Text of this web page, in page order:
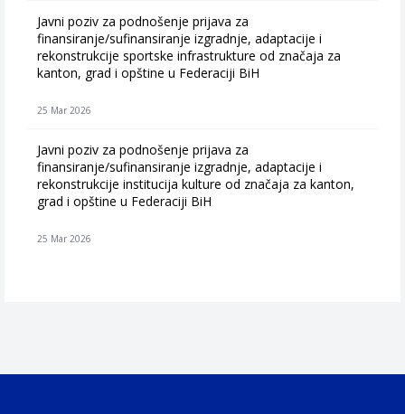
Javni poziv za podnošenje prijava za
finansiranje/sufinansiranje izgradnje, adaptacije i
rekonstrukcije sportske infrastrukture od značaja za
kanton, grad i opštine u Federaciji BiH
25 Mar 2026
Javni poziv za podnošenje prijava za
finansiranje/sufinansiranje izgradnje, adaptacije i
rekonstrukcije institucija kulture od značaja za kanton,
grad i opštine u Federaciji BiH
25 Mar 2026